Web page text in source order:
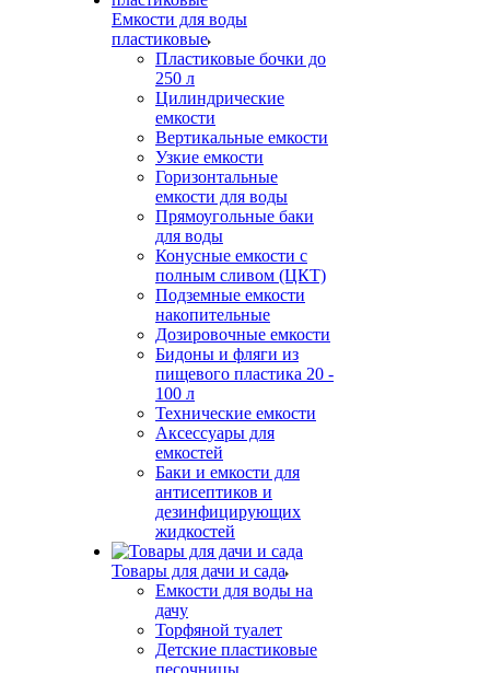
Емкости для воды
пластиковые
Пластиковые бочки до
250 л
Цилиндрические
емкости
Вертикальные емкости
Узкие емкости
Горизонтальные
емкости для воды
Прямоугольные баки
для воды
Конусные емкости с
полным сливом (ЦКТ)
Подземные емкости
накопительные
Дозировочные емкости
Бидоны и фляги из
пищевого пластика 20 -
100 л
Технические емкости
Аксессуары для
емкостей
Баки и емкости для
антисептиков и
дезинфицирующих
жидкостей
Товары для дачи и сада
Емкости для воды на
дачу
Торфяной туалет
Детские пластиковые
песочницы